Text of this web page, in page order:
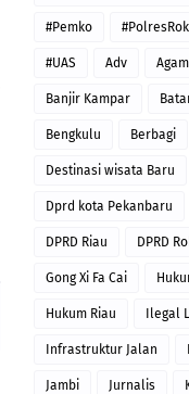
#Pemko
#UAS Adv
Banjir Kampar
Bengkulu Berbagi
Destinasi wisata Baru
Dprd kota Pekanbaru
DPRD Riau DPRD
Gong Xi Fa Cai
Hukum Riau Ilegal
Infrastruktur Jalan
Jambi Jurnalis